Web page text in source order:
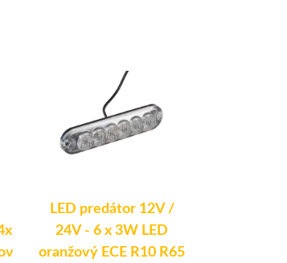
LED predátor 12V /
24V - 6 x 3W LED
oranžový ECE R10 R65